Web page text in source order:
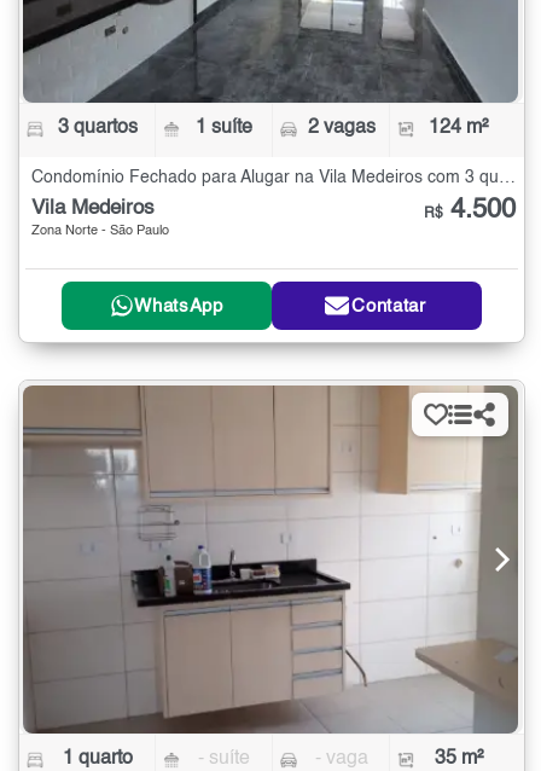
3 quartos 1 suíte 2 vagas 124 m²
Condomínio Fechado para Alugar na Vila Medeiros com 3 quartos - 124 m²
Vila Medeiros
Zona Norte - São Paulo
R$ 4.500
WhatsApp Contatar
1 quarto - suíte - vaga 35 m²